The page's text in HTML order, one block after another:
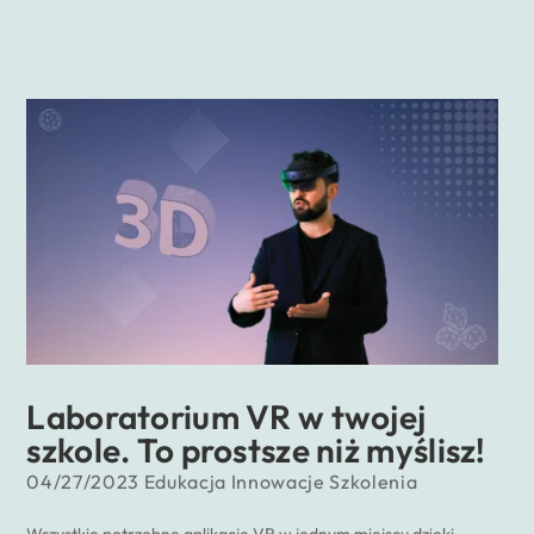
Laboratorium VR w twojej
szkole. To prostsze niż myślisz!
04/27/2023 Edukacja Innowacje Szkolenia